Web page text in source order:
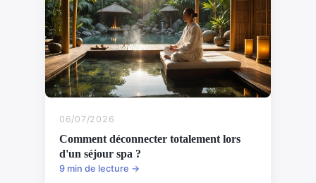
06/07/2026
Comment déconnecter totalement lors
d'un séjour spa ?
9 min de lecture →